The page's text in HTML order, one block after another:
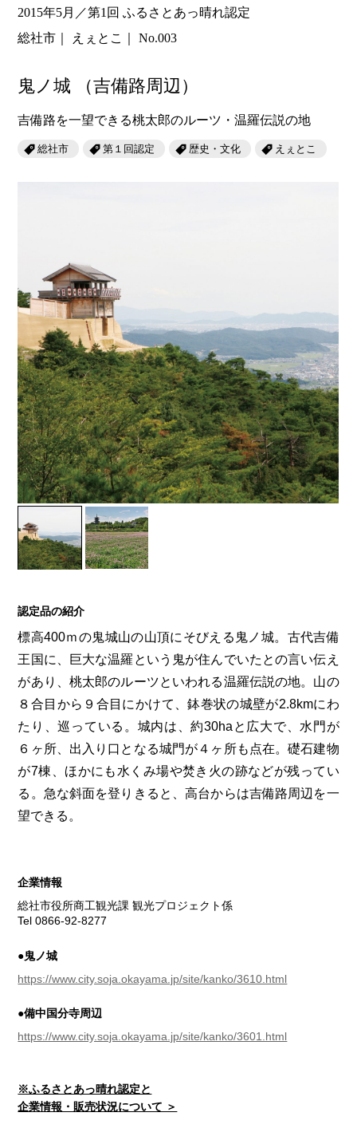
2015年5月／第1回 ふるさとあっ晴れ認定
総社市
えぇとこ No.003
鬼ノ城 （吉備路周辺）
吉備路を一望できる桃太郎のルーツ・温羅伝説の地
総社市 第１回認定 歴史・文化 えぇとこ
認定品の紹介
標高400ｍの鬼城山の山頂にそびえる鬼ノ城。古代吉備
王国に、巨大な温羅という鬼が住んでいたとの言い伝え
があり、桃太郎のルーツといわれる温羅伝説の地。山の
８合目から９合目にかけて、鉢巻状の城壁が2.8kmにわ
たり、巡っている。城内は、約30haと広大で、水門が
６ヶ所、出入り口となる城門が４ヶ所も点在。礎石建物
が7棟、ほかにも水くみ場や焚き火の跡などが残ってい
る。急な斜面を登りきると、高台からは吉備路周辺を一
望できる。
企業情報
総社市役所商工観光課 観光プロジェクト係
Tel 0866-92-8277
●鬼ノ城
https://www.city.soja.okayama.jp/site/kanko/3610.html
●備中国分寺周辺
https://www.city.soja.okayama.jp/site/kanko/3601.html
※ふるさとあっ晴れ認定と
企業情報・販売状況について ＞